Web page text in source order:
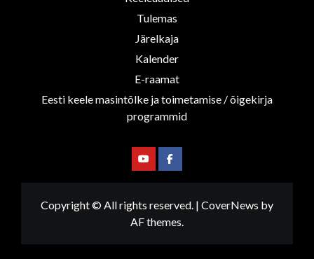
Tulemas
Järelkaja
Kalender
E-raamat
Eesti keele masintõlke ja toimetamise / õigekirja
programmid
YoutubeFacebook
Copyright © All rights reserved. | CoverNews by
AF themes.